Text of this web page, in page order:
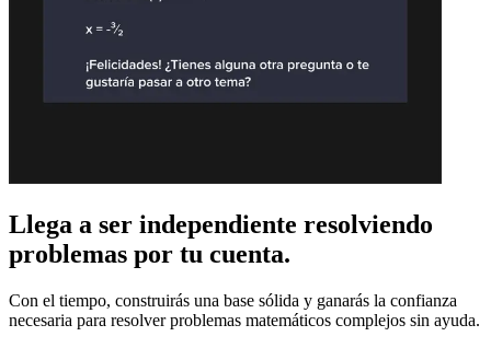
Llega a ser independiente resolviendo
problemas por tu cuenta.
Con el tiempo, construirás una base sólida y ganarás la confianza
necesaria para resolver problemas matemáticos complejos sin ayuda.